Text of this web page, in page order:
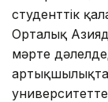
студенттік
Орталық
мәрте